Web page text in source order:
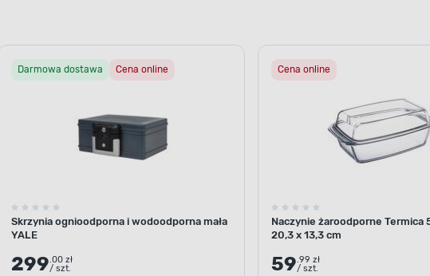
Darmowa dostawa Cena online
Skrzynia ognioodporna i wodoodporna mała
YALE
299.00 zł
/ szt.
Cena online
Naczynie żaroodporne Termica
20,3 x 13,3 cm
59.99 zł
/ szt.